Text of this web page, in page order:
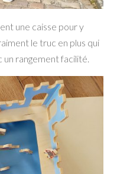
une caisse pour y
le truc en plus qui
un rangement facilité.